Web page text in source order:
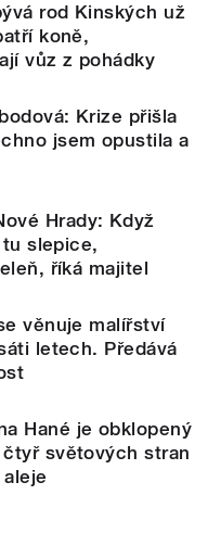
rod Kinských už
koně,
vůz z pohádky
Krize přišla
jsem opustila a
Hrady: Když
slepice,
říká majitel
věnuje malířství
letech. Předává
Hané je obklopený
světových stran